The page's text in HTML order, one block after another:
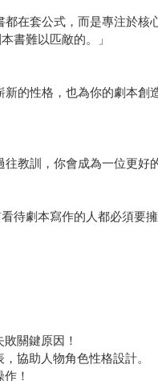
套公式，而是專注於核
書難以匹敵的。」
性格，也為你的劇本創
教訓，你會成為一位更好的
劇本寫作的人都必須要擁
關鍵原因！
協助人物角色性格設計。
！